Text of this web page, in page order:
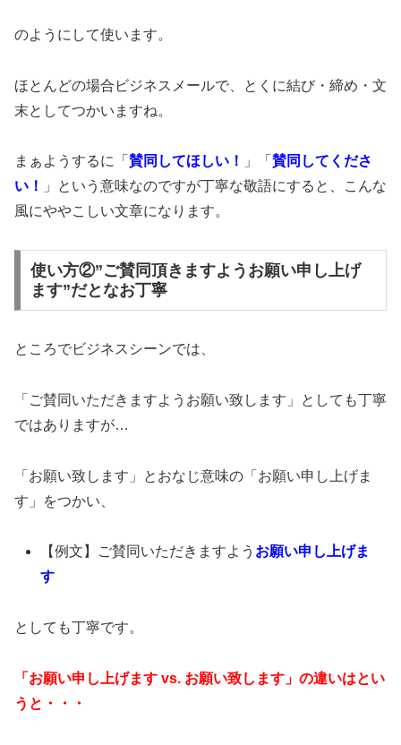
のようにして使います。
ほとんどの場合ビジネスメールで、とくに結び・締め・文
末としてつかいますね。
まぁようするに「 賛同してほしい！ 」「 賛同してくださ
い！
」という意味なのですが丁寧な敬語にすると、こんな
風にややこしい文章になります。
使い方②”ご賛同頂きますようお願い申し上げ
ます”だとなお丁寧
ところでビジネスシーンでは、
「ご賛同いただきますようお願い致します」としても丁寧
ではありますが…
「お願い致します」とおなじ意味の「お願い申し上げま
す」をつかい、
【例文】ご賛同いただきますよう お願い申し上げま
す
としても丁寧です。
「お願い申し上げます vs. お願い致します」の違いはとい
うと・・・